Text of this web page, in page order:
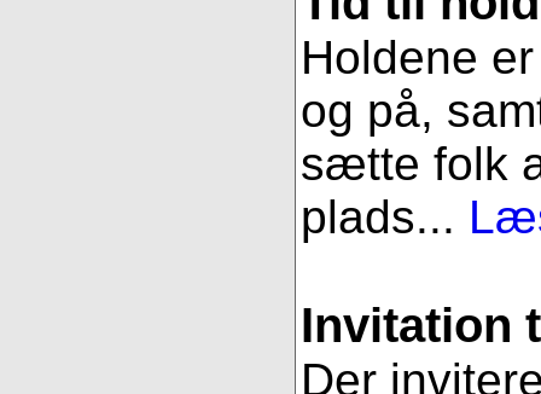
Holdene
og på,
sætte folk
plads...
Invitation
Der